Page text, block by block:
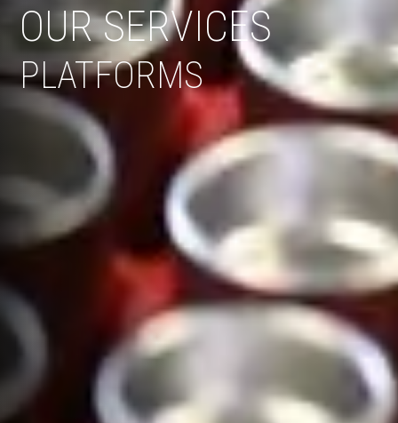
OUR SERVICES
PLATFORMS